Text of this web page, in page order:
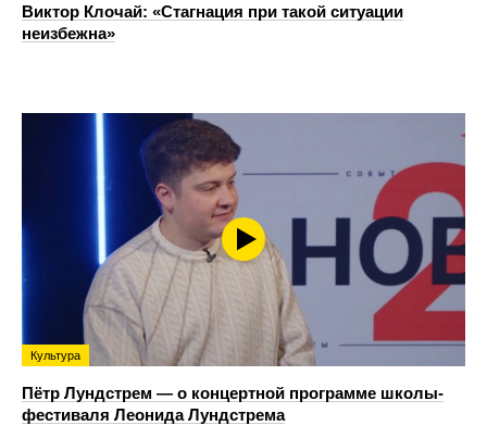
Виктор Клочай: «Стагнация при такой ситуации
неизбежна»
Культура
Пётр Лундстрем — о концертной программе школы-
фестиваля Леонида Лундстрема